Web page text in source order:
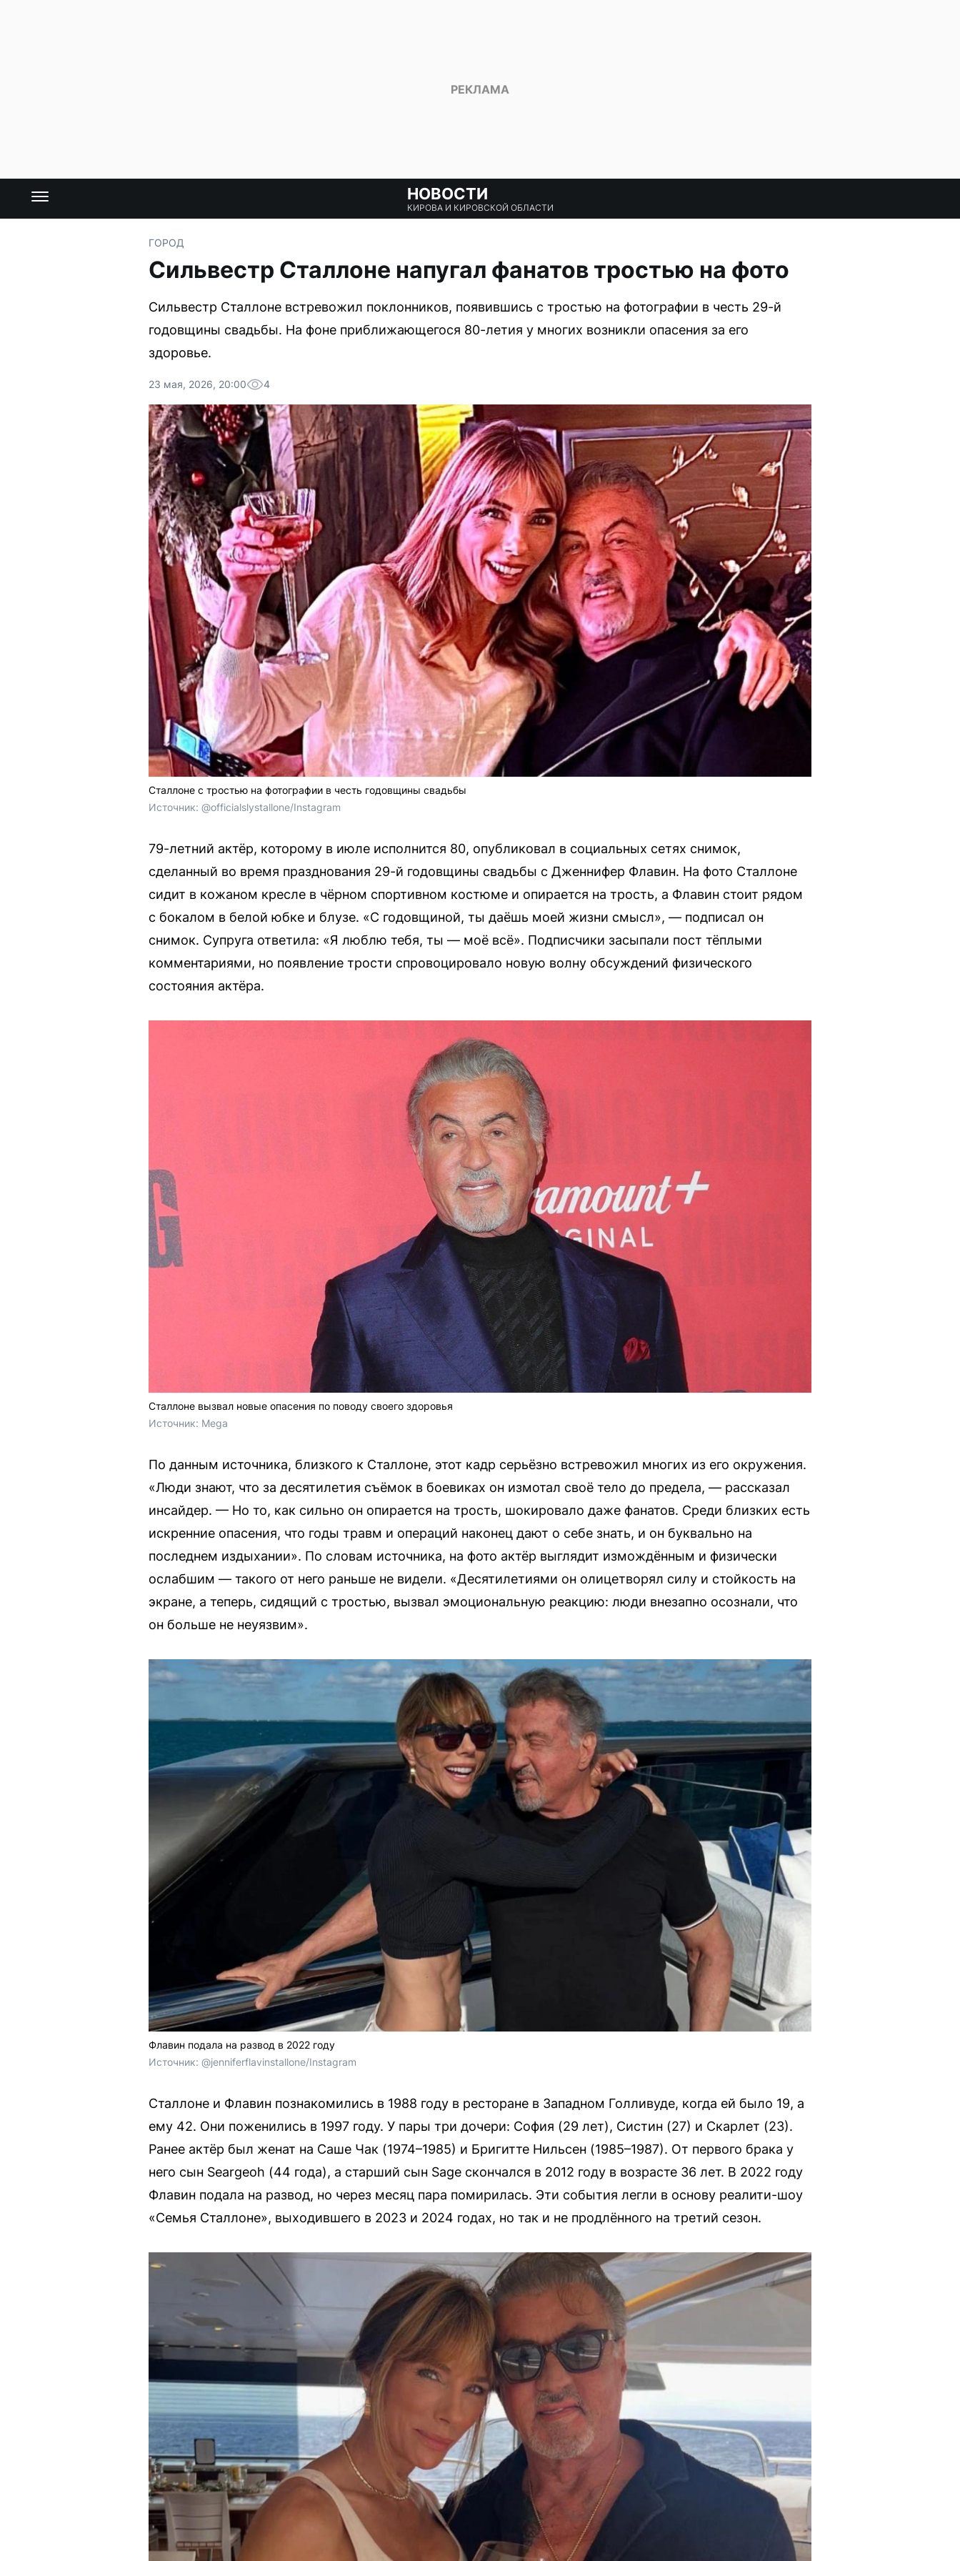
НОВОСТИ
КИРОВА И КИРОВСКОЙ ОБЛАСТИ
ГОРОД
Сильвестр Сталлоне напугал фанатов тростью на фото
Сильвестр Сталлоне встревожил поклонников, появившись с тростью на фотографии в честь 29-й
годовщины свадьбы. На фоне приближающегося 80-летия у многих возникли опасения за его
здоровье.
23 мая, 2026, 20:00 4
Сталлоне с тростью на фотографии в честь годовщины свадьбы
Источник: @officialslystallone/Instagram
79-летний актёр, которому в июле исполнится 80, опубликовал в социальных сетях снимок,
сделанный во время празднования 29-й годовщины свадьбы с Дженнифер Флавин. На фото Сталлоне
сидит в кожаном кресле в чёрном спортивном костюме и опирается на трость, а Флавин стоит рядом
с бокалом в белой юбке и блузе. «С годовщиной, ты даёшь моей жизни смысл», — подписал он
снимок. Супруга ответила: «Я люблю тебя, ты — моё всё». Подписчики засыпали пост тёплыми
комментариями, но появление трости спровоцировало новую волну обсуждений физического
состояния актёра.
Сталлоне вызвал новые опасения по поводу своего здоровья
Источник: Mega
По данным источника, близкого к Сталлоне, этот кадр серьёзно встревожил многих из его окружения.
«Люди знают, что за десятилетия съёмок в боевиках он измотал своё тело до предела, — рассказал
инсайдер. — Но то, как сильно он опирается на трость, шокировало даже фанатов. Среди близких есть
искренние опасения, что годы травм и операций наконец дают о себе знать, и он буквально на
последнем издыхании». По словам источника, на фото актёр выглядит измождённым и физически
ослабшим — такого от него раньше не видели. «Десятилетиями он олицетворял силу и стойкость на
экране, а теперь, сидящий с тростью, вызвал эмоциональную реакцию: люди внезапно осознали, что
он больше не неуязвим».
Флавин подала на развод в 2022 году
Источник: @jenniferflavinstallone/Instagram
Сталлоне и Флавин познакомились в 1988 году в ресторане в Западном Голливуде, когда ей было 19, а
ему 42. Они поженились в 1997 году. У пары три дочери: София (29 лет), Систин (27) и Скарлет (23).
Ранее актёр был женат на Саше Чак (1974–1985) и Бригитте Нильсен (1985–1987). От первого брака у
него сын Seargeoh (44 года), а старший сын Sage скончался в 2012 году в возрасте 36 лет. В 2022 году
Флавин подала на развод, но через месяц пара помирилась. Эти события легли в основу реалити-шоу
«Семья Сталлоне», выходившего в 2023 и 2024 годах, но так и не продлённого на третий сезон.